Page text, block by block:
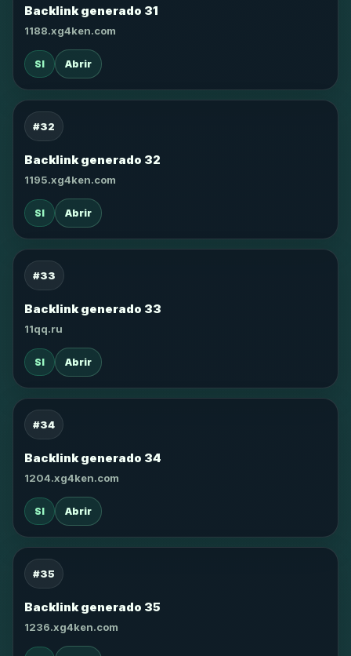
Backlink generado 31
1188.xg4ken.com
SI Abrir
#32
Backlink generado 32
1195.xg4ken.com
SI Abrir
#33
Backlink generado 33
11qq.ru
SI Abrir
#34
Backlink generado 34
1204.xg4ken.com
SI Abrir
#35
Backlink generado 35
1236.xg4ken.com